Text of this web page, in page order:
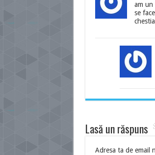
am un
se
Lasă un răspuns
Adresa ta de email